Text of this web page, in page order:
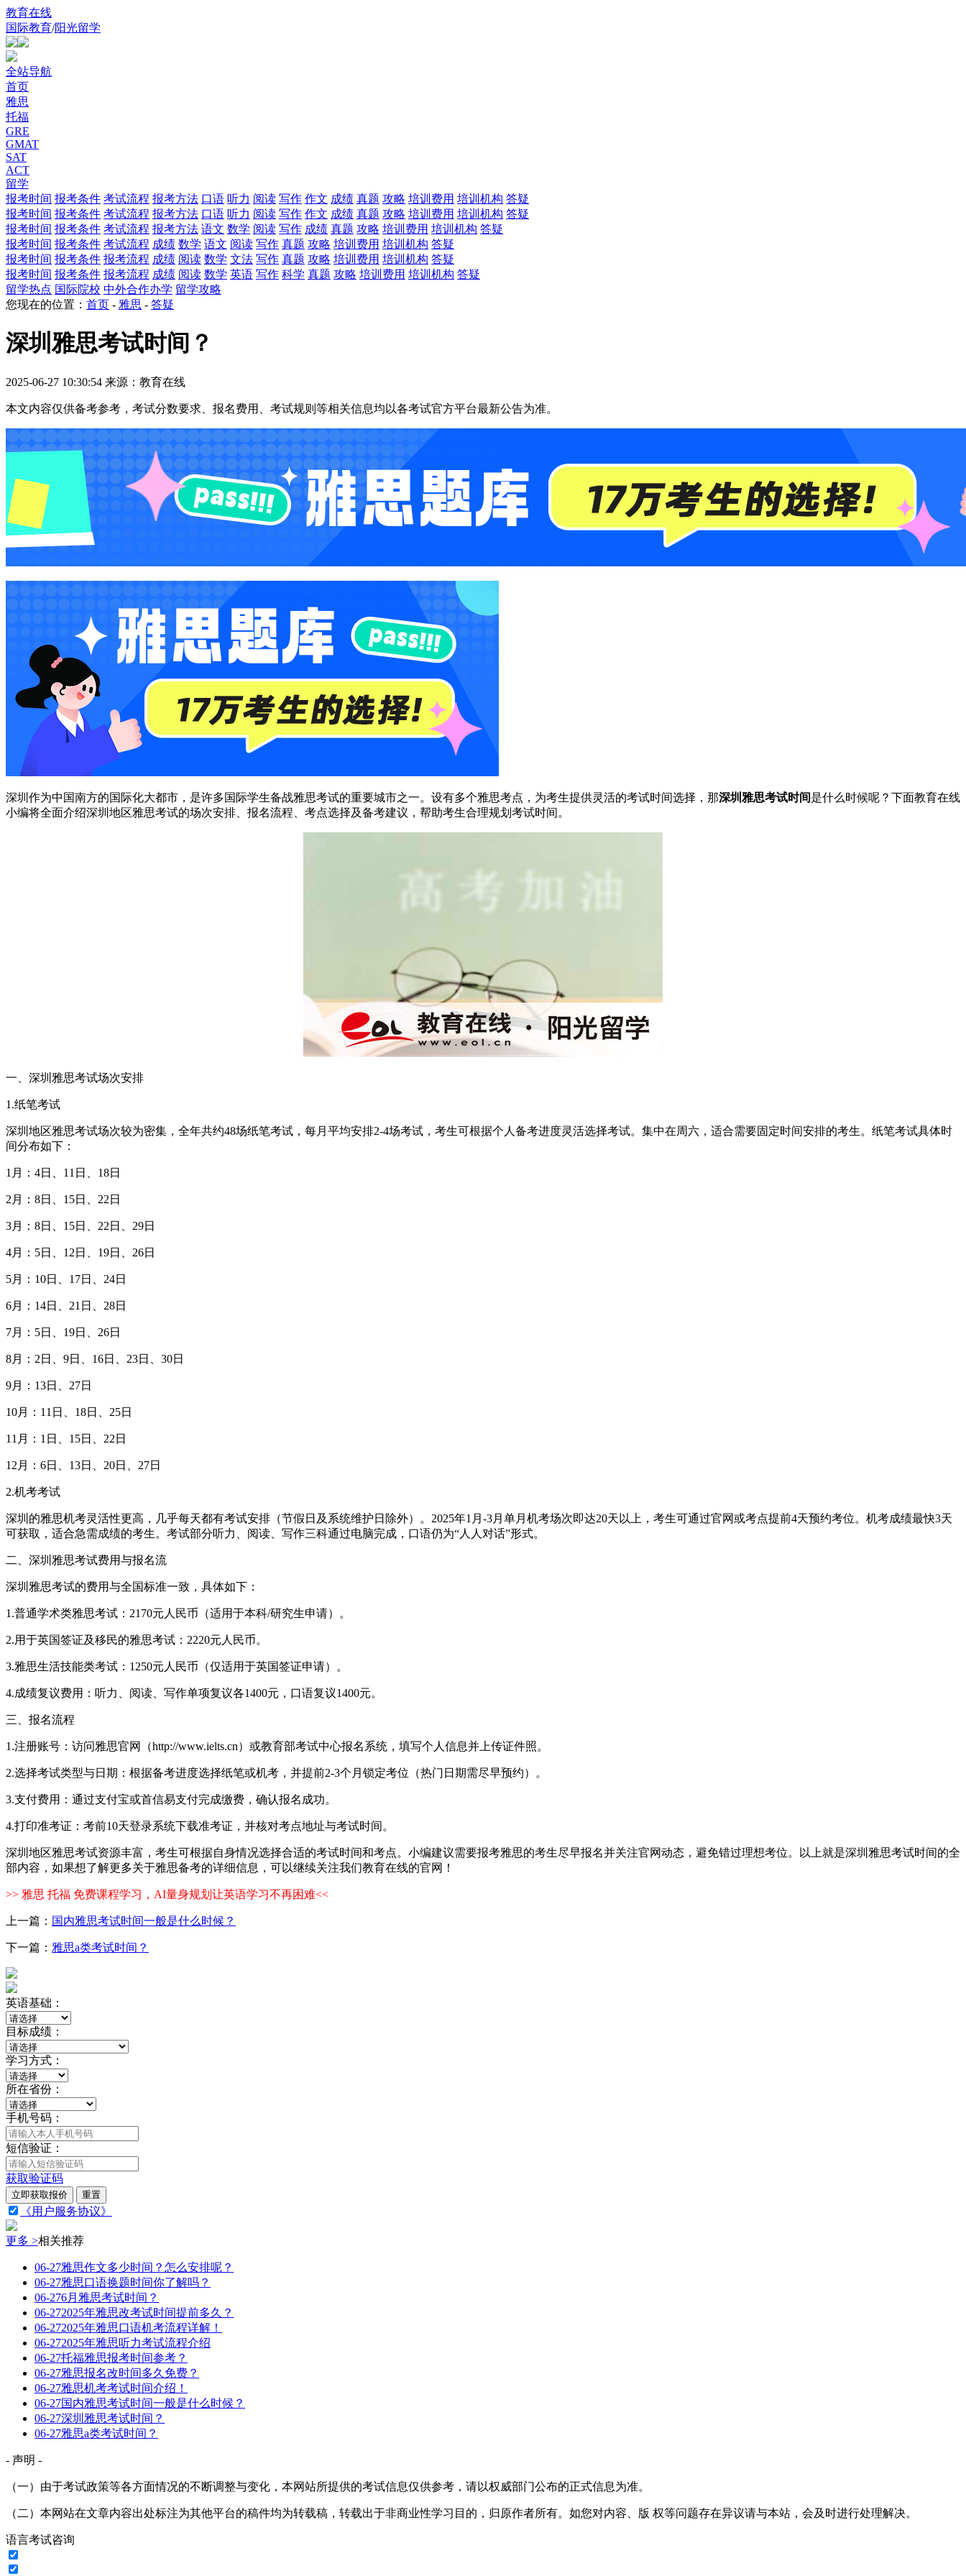
教育在线
国际教育/阳光留学
全站导航
首页
雅思
托福
GRE
GMAT
SAT
ACT
留学
报考时间 报考条件 考试流程 报考方法 口语 听力 阅读 写作 作文 成绩 真题 攻略 培训费用 培训机构 答疑
报考时间 报考条件 考试流程 报考方法 口语 听力 阅读 写作 作文 成绩 真题 攻略 培训费用 培训机构 答疑
报考时间 报考条件 考试流程 报考方法 语文 数学 阅读 写作 成绩 真题 攻略 培训费用 培训机构 答疑
报考时间 报考条件 考试流程 成绩 数学 语文 阅读 写作 真题 攻略 培训费用 培训机构 答疑
报考时间 报考条件 报考流程 成绩 阅读 数学 文法 写作 真题 攻略 培训费用 培训机构 答疑
报考时间 报考条件 报考流程 成绩 阅读 数学 英语 写作 科学 真题 攻略 培训费用 培训机构 答疑
留学热点 国际院校 中外合作办学 留学攻略
您现在的位置： 首页 - 雅思 - 答疑
深圳雅思考试时间？
2025-06-27 10:30:54 来源：教育在线
本文内容仅供备考参考，考试分数要求、报名费用、考试规则等相关信息均以各考试官方平台最新公告为准。
深圳作为中国南方的国际化大都市，是许多国际学生备战雅思考试的重要城市之一。设有多个雅思考点，为考生提供灵活的考试时间选择，那深圳雅思考试时间是什么时候呢？下面教育在线
小编将全面介绍深圳地区雅思考试的场次安排、报名流程、考点选择及备考建议，帮助考生合理规划考试时间。
一、深圳雅思考试场次安排
1.纸笔考试
深圳地区雅思考试场次较为密集，全年共约48场纸笔考试，每月平均安排2-4场考试，考生可根据个人备考进度灵活选择考试。集中在周六，适合需要固定时间安排的考生。纸笔考试具体时
间分布如下：
1月：4日、11日、18日
2月：8日、15日、22日
3月：8日、15日、22日、29日
4月：5日、12日、19日、26日
5月：10日、17日、24日
6月：14日、21日、28日
7月：5日、19日、26日
8月：2日、9日、16日、23日、30日
9月：13日、27日
10月：11日、18日、25日
11月：1日、15日、22日
12月：6日、13日、20日、27日
2.机考考试
深圳的雅思机考灵活性更高，几乎每天都有考试安排（节假日及系统维护日除外）。2025年1月-3月单月机考场次即达20天以上，考生可通过官网或考点提前4天预约考位。机考成绩最快3天
可获取，适合急需成绩的考生。考试部分听力、阅读、写作三科通过电脑完成，口语仍为“人人对话”形式。
二、深圳雅思考试费用与报名流
深圳雅思考试的费用与全国标准一致，具体如下：
1.普通学术类雅思考试：2170元人民币（适用于本科/研究生申请）。
2.用于英国签证及移民的雅思考试：2220元人民币。
3.雅思生活技能类考试：1250元人民币（仅适用于英国签证申请）。
4.成绩复议费用：听力、阅读、写作单项复议各1400元，口语复议1400元。
三、报名流程
1.注册账号：访问雅思官网（http://www.ielts.cn）或教育部考试中心报名系统，填写个人信息并上传证件照。
2.选择考试类型与日期：根据备考进度选择纸笔或机考，并提前2-3个月锁定考位（热门日期需尽早预约）。
3.支付费用：通过支付宝或首信易支付完成缴费，确认报名成功。
4.打印准考证：考前10天登录系统下载准考证，并核对考点地址与考试时间。
深圳地区雅思考试资源丰富，考生可根据自身情况选择合适的考试时间和考点。小编建议需要报考雅思的考生尽早报名并关注官网动态，避免错过理想考位。以上就是深圳雅思考试时间的全
部内容，如果想了解更多关于雅思备考的详细信息，可以继续关注我们教育在线的官网！
>> 雅思 托福 免费课程学习，AI量身规划让英语学习不再困难<<
上一篇： 国内雅思考试时间一般是什么时候？
下一篇： 雅思a类考试时间？
英语基础：
目标成绩：
学习方式：
所在省份：
手机号码：
短信验证：
获取验证码
立即获取报价 重置
《用户服务协议》
更多 >相关推荐
06-27雅思作文多少时间？怎么安排呢？
06-27雅思口语换题时间你了解吗？
06-276月雅思考试时间？
06-272025年雅思改考试时间提前多久？
06-272025年雅思口语机考流程详解！
06-272025年雅思听力考试流程介绍
06-27托福雅思报考时间参考？
06-27雅思报名改时间多久免费？
06-27雅思机考考试时间介绍！
06-27国内雅思考试时间一般是什么时候？
06-27深圳雅思考试时间？
06-27雅思a类考试时间？
- 声明 -
（一）由于考试政策等各方面情况的不断调整与变化，本网站所提供的考试信息仅供参考，请以权威部门公布的正式信息为准。
（二）本网站在文章内容出处标注为其他平台的稿件均为转载稿，转载出于非商业性学习目的，归原作者所有。如您对内容、版 权等问题存在异议请与本站，会及时进行处理解决。
语言考试咨询